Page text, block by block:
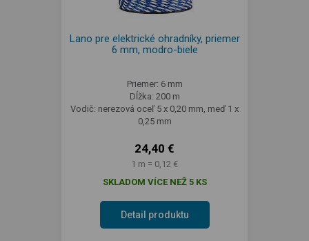
Lano pre elektrické ohradníky, priemer
6 mm, modro-biele
Priemer: 6 mm
Dĺžka: 200 m
Vodič: nerezová oceľ 5 x 0,20 mm, meď 1 x
0,25 mm
24,40 €
1 m = 0,12 €
SKLADOM VÍCE NEŽ 5 KS
Detail produktu